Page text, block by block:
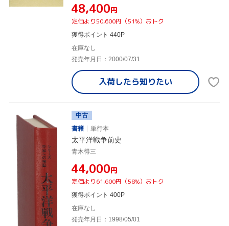
¥48,400円
定価より50,600円（51%）おトク
獲得ポイント 440P
在庫なし
発売年月日：2000/07/31
入荷したら知りたい
中古
書籍
単行本
太平洋戦争前史
青木得三
¥44,000円
定価より61,600円（58%）おトク
獲得ポイント 400P
在庫なし
発売年月日：1998/05/01